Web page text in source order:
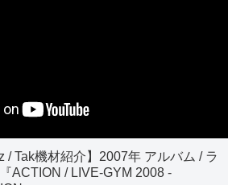
/ Tak機材紹介】2007年 アルバム / ラ
ACTION / LIVE-GYM 2008 -